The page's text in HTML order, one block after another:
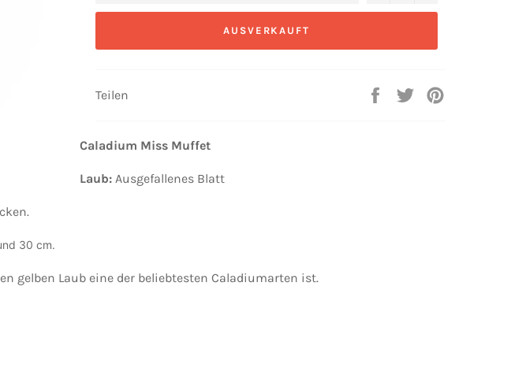
AUSVERKAUFT
Teilen
Auf
Auf
Caladium Miss Muffet
Laub: Ausgefallenes Blatt
30 cm.
gelben Laub eine der beliebtesten Caladiumarten ist.